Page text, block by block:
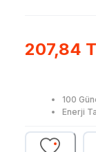
207,84
100
Enerji